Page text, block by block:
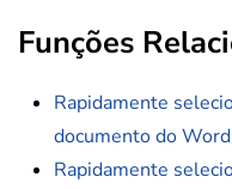
Funções
Rapidamente
documento do Word
Rapidamente